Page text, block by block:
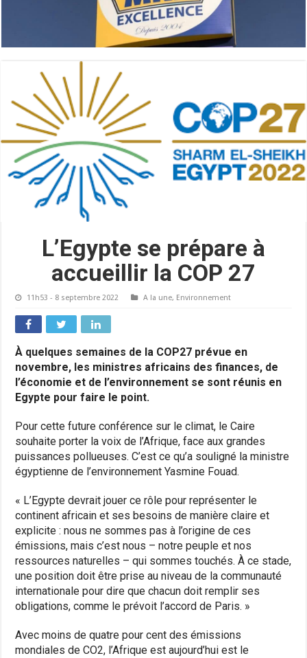
L’Egypte se prépare à
accueillir la COP 27
11h53 - 8 septembre 2022 A la une, Environnement
À quelques semaines de la COP27 prévue en
novembre, les ministres africains des finances, de
l’économie et de l’environnement se sont réunis en
Egypte pour faire le point.
Pour cette future conférence sur le climat, le Caire
souhaite porter la voix de l’Afrique, face aux grandes
puissances pollueuses. C’est ce qu’a souligné la ministre
égyptienne de l’environnement Yasmine Fouad.
« L’Egypte devrait jouer ce rôle pour représenter le
continent africain et ses besoins de manière claire et
explicite : nous ne sommes pas à l’origine de ces
émissions, mais c’est nous – notre peuple et nos
ressources naturelles – qui sommes touchés. À ce stade,
une position doit être prise au niveau de la communauté
internationale pour dire que chacun doit remplir ses
obligations, comme le prévoit l’accord de Paris. »
Avec moins de quatre pour cent des émissions
mondiales de CO2, l’Afrique est aujourd’hui est le